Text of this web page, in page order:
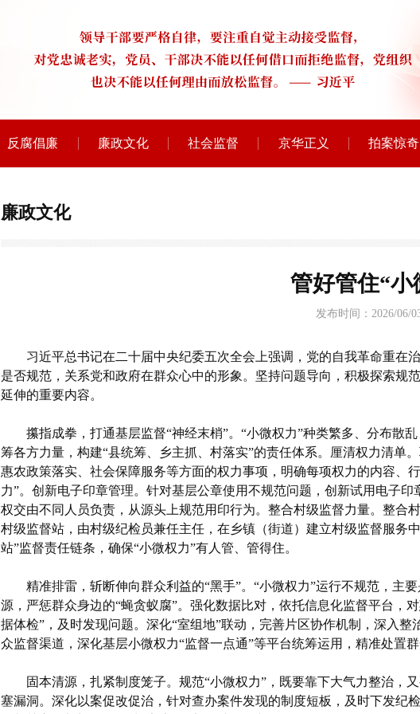
反腐倡廉 廉政文化 社会监督 京华正义 拍案惊奇
廉政文化
管好管住“小
发布时间：2026/06/
习近平总书记在二十届中央纪委五次全会上强调，党的自我革命重在
是否规范，关系党和政府在群众心中的形象。坚持问题导向，积极探索规
延伸的重要内容。
攥指成拳，打通基层监督“神经末梢”。“小微权力”种类繁多、分布散
筹各方力量，构建“县统筹、乡主抓、村落实”的责任体系。厘清权力清单
惠农政策落实、社会保障服务等方面的权力事项，明确每项权力的内容、
力”。创新电子印章管理。针对基层公章使用不规范问题，创新试用电子
权交由不同人员负责，从源头上规范用印行为。整合村级监督力量。整合
村级监督站，由村级纪检员兼任主任，在乡镇（街道）建立村级监督服
站”监督责任链条，确保“小微权力”有人管、管得住。
精准排雷，斩断伸向群众利益的“黑手”。“小微权力”运行不规范，主
源，严惩群众身边的“蝇贪蚁腐”。强化数据比对，依托信息化监督平台，
据体检”，及时发现问题。深化“室组地”联动，完善片区协作机制，深入
众监督渠道，深化基层小微权力“监督一点通”等平台统筹运用，精准处置
固本清源，扎紧制度笼子。规范“小微权力”，既要靠下大气力整治，
塞漏洞。深化以案促改促治，针对查办案件发现的制度短板，及时下发纪